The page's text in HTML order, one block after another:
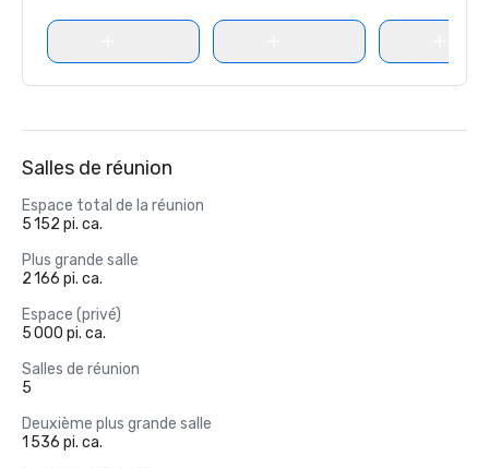
Salles de réunion
Espace total de la réunion
5 152 pi. ca.
Plus grande salle
2 166 pi. ca.
Espace (privé)
5 000 pi. ca.
Salles de réunion
5
Deuxième plus grande salle
1 536 pi. ca.